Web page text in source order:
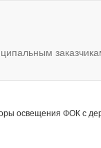
освещения ФОК с